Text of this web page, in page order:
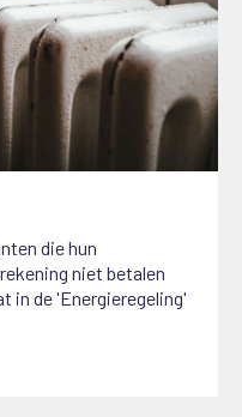
die hun
niet betalen
in de 'Energieregeling'